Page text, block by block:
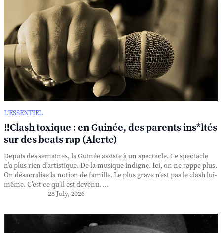
L’ESSENTIEL
‼️Clash toxique : en Guinée, des parents ins*ltés
sur des beats rap (Alerte)
Depuis des semaines, la Guinée assiste à un spectacle. Ce spectacle
n’a plus rien d’artistique. De la musique indigne. Ici, on ne rappe plus.
On désacralise la notion de famille. Le plus grave n’est pas le clash lui-
même. C’est ce qu’il est devenu. ...
28 July, 2026